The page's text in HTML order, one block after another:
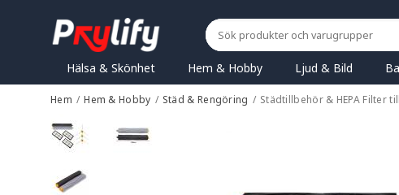
Hälsa & Skönhet Hem & Hobby Ljud & Bild
Hem / Hem & Hobby / Städ & Rengöring / Städtillbehör & HEPA Filter